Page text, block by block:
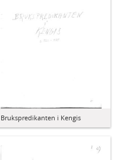
Brukspredikanten i Kengis